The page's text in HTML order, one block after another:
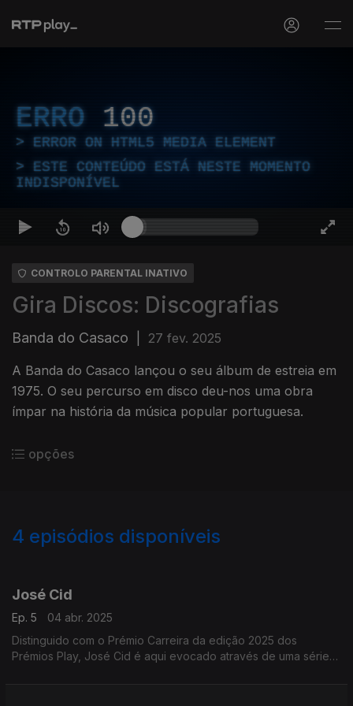
ERRO 100
ERROR ON HTML5 MEDIA ELEMENT
ESTE CONTEÚDO ESTÁ NESTE MOMENTO
INDISPONÍVEL
CONTROLO PARENTAL INATIVO
Gira Discos: Discografias
Banda do Casaco 27 fev. 2025
A Banda do Casaco lançou o seu álbum de estreia em
1975. O seu percurso em disco deu-nos uma obra
ímpar na história da música popular portuguesa.
opções
4 episódios disponíveis
José Cid
Ep. 5
04 abr. 2025
Distinguido com o Prémio Carreira da edição 2025 dos
Prémios Play, José Cid é aqui evocado através de uma série